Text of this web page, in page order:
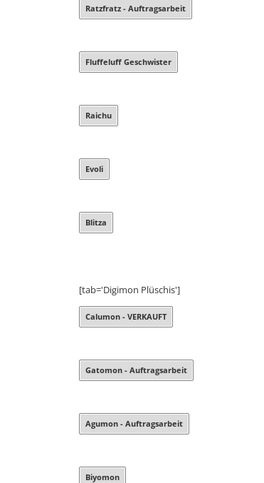
Ratzfratz - Auftragsarbeit
Fluffeluff Geschwister
Raichu
Evoli
Blitza
[tab='Digimon Plüschis']
Calumon - VERKAUFT
Gatomon - Auftragsarbeit
Agumon - Auftragsarbeit
Biyomon